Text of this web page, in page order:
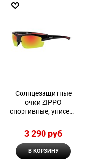
Солнцезащитные
очки ZIPPO
спортивные, унисекс
3 290 руб
В КОРЗИНУ